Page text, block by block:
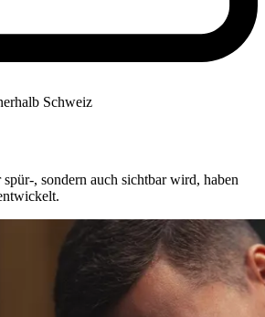
Schweiz
, sondern auch sichtbar wird, haben